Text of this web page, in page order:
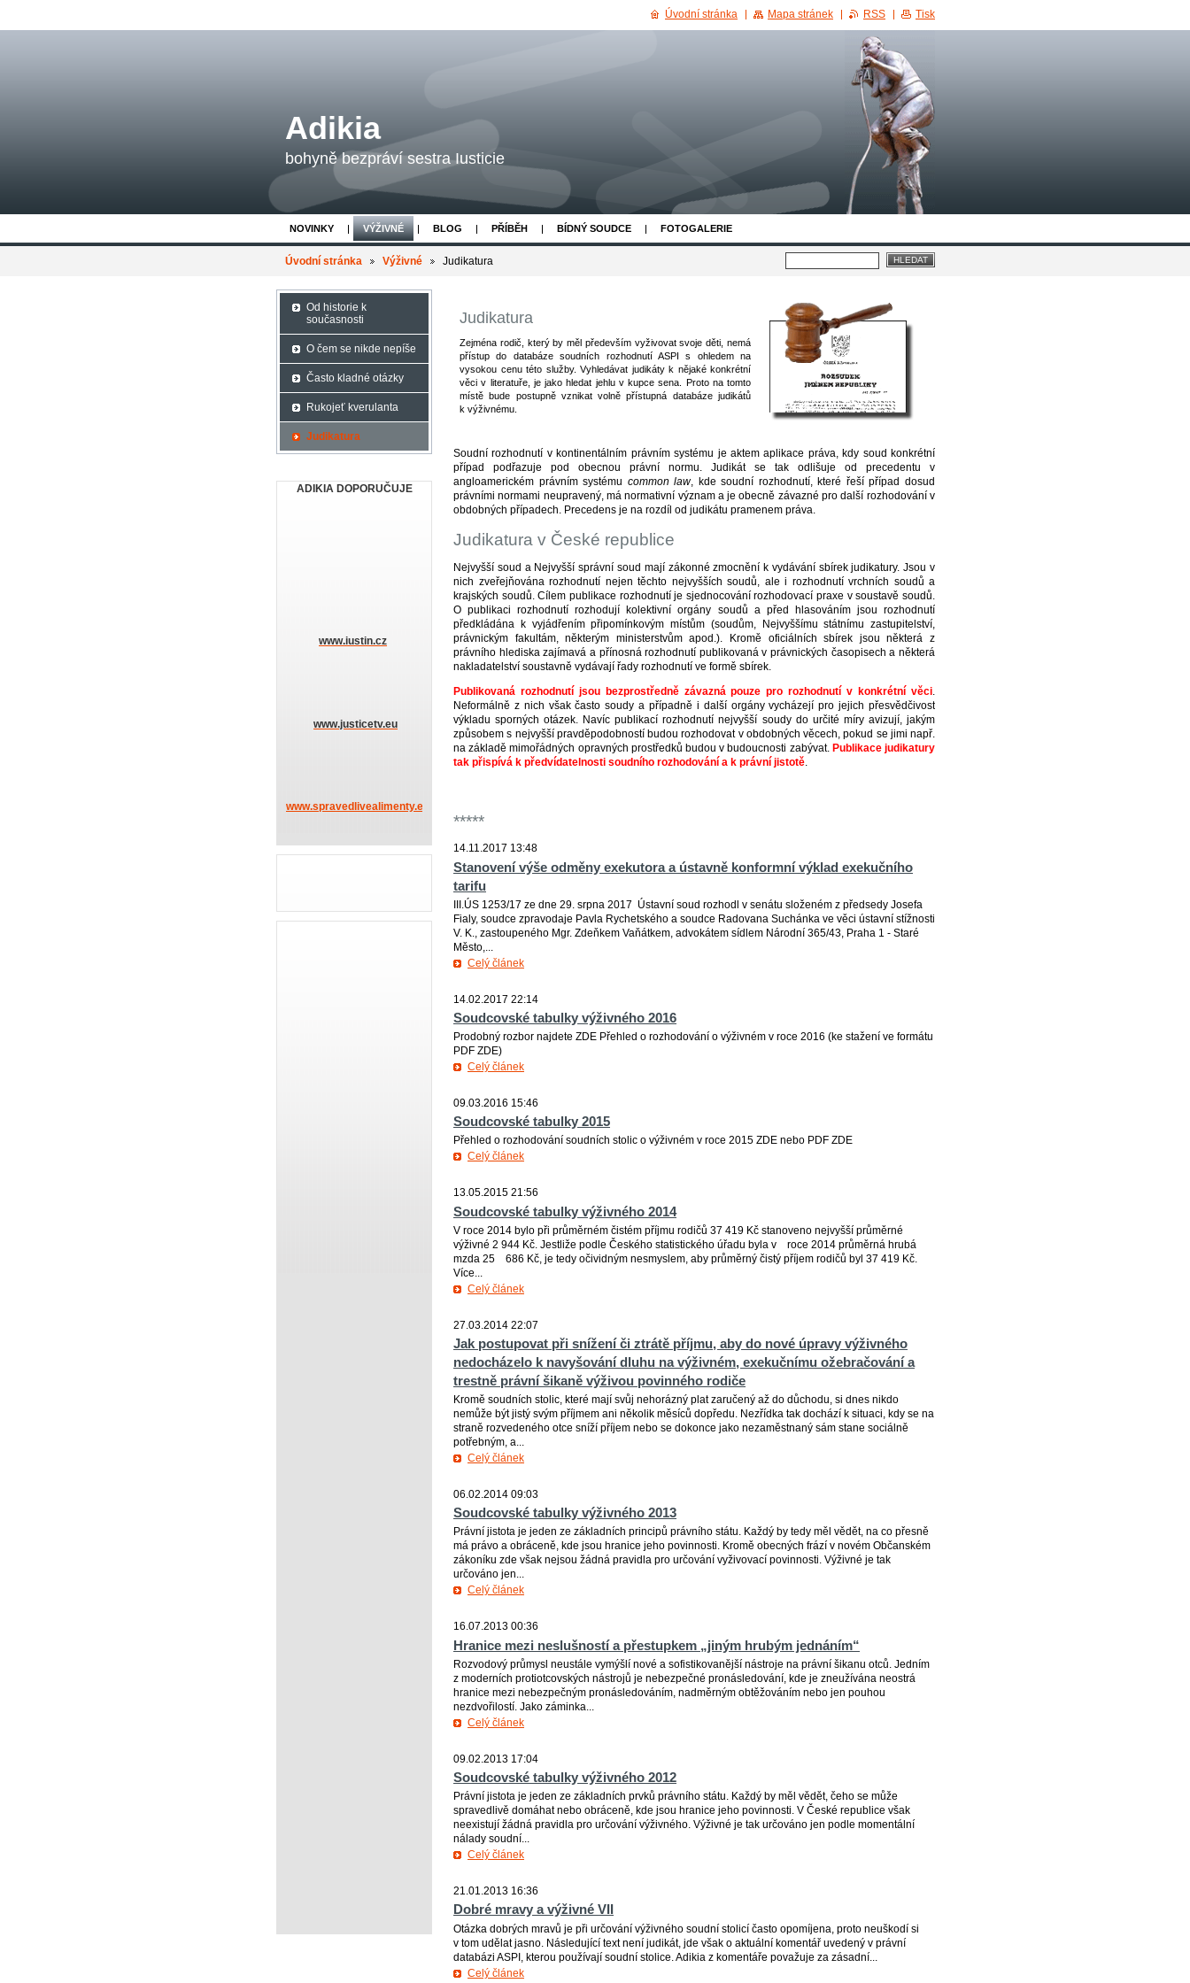
Adikia
bohyně bezpráví sestra Iusticie
NOVINKY VÝŽIVNÉ BLOG PŘÍBĚH BÍDNÝ SOUDCE FOTOGALERIE
Úvodní stránka Výživné Judikatura
Judikatura
Zejména rodič, který by měl především vyživovat svoje děti, nemá
přístup do databáze soudních rozhodnutí ASPI s ohledem na
vysokou cenu této služby. Vyhledávat judikáty k nějaké konkrétní
věci v literatuře, je jako hledat jehlu v kupce sena. Proto na tomto
místě bude postupně vznikat volně přístupná databáze judikátů
k výživnému.
Soudní rozhodnutí v kontinentálním právním systému je aktem aplikace práva, kdy soud konkrétní
případ podřazuje pod obecnou právní normu. Judikát se tak odlišuje od precedentu v
angloamerickém právním systému common law, kde soudní rozhodnutí, které řeší případ dosud
právními normami neupravený, má normativní význam a je obecně závazné pro další rozhodování v
obdobných případech. Precedens je na rozdíl od judikátu pramenem práva.
Judikatura v České republice
Nejvyšší soud a Nejvyšší správní soud mají zákonné zmocnění k vydávání sbírek judikatury. Jsou v
nich zveřejňována rozhodnutí nejen těchto nejvyšších soudů, ale i rozhodnutí vrchních soudů a
krajských soudů. Cílem publikace rozhodnutí je sjednocování rozhodovací praxe v soustavě soudů.
O publikaci rozhodnutí rozhodují kolektivní orgány soudů a před hlasováním jsou rozhodnutí
předkládána k vyjádřením připomínkovým místům (soudům, Nejvyššímu státnímu zastupitelství,
právnickým fakultám, některým ministerstvům apod.). Kromě oficiálních sbírek jsou některá z
právního hlediska zajímavá a přínosná rozhodnutí publikovaná v právnických časopisech a některá
nakladatelství soustavně vydávají řady rozhodnutí ve formě sbírek.
Publikovaná rozhodnutí jsou bezprostředně závazná pouze pro rozhodnutí v konkrétní věci.
Neformálně z nich však často soudy a případně i další orgány vycházejí pro jejich přesvědčivost
výkladu sporných otázek. Navíc publikací rozhodnutí nejvyšší soudy do určité míry avizují, jakým
způsobem s nejvyšší pravděpodobností budou rozhodovat v obdobných věcech, pokud se jimi např.
na základě mimořádných opravných prostředků budou v budoucnosti zabývat. Publikace judikatury
tak přispívá k předvídatelnosti soudního rozhodování a k právní jistotě.
*****
14.11.2017 13:48
Stanovení výše odměny exekutora a ústavně konformní výklad exekučního
tarifu
III.ÚS 1253/17 ze dne 29. srpna 2017 Ústavní soud rozhodl v senátu složeném z předsedy Josefa
Fialy, soudce zpravodaje Pavla Rychetského a soudce Radovana Suchánka ve věci ústavní stížnosti
V. K., zastoupeného Mgr. Zdeňkem Vaňátkem, advokátem sídlem Národní 365/43, Praha 1 - Staré
Město,...
Celý článek
14.02.2017 22:14
Soudcovské tabulky výživného 2016
Prodobný rozbor najdete ZDE Přehled o rozhodování o výživném v roce 2016 (ke stažení ve formátu
PDF ZDE)
Celý článek
09.03.2016 15:46
Soudcovské tabulky 2015
Přehled o rozhodování soudních stolic o výživném v roce 2015 ZDE nebo PDF ZDE
Celý článek
13.05.2015 21:56
Soudcovské tabulky výživného 2014
V roce 2014 bylo při průměrném čistém příjmu rodičů 37 419 Kč stanoveno nejvyšší průměrné
výživné 2 944 Kč. Jestliže podle Českého statistického úřadu byla v roce 2014 průměrná hrubá
mzda 25 686 Kč, je tedy očividným nesmyslem, aby průměrný čistý příjem rodičů byl 37 419 Kč.
Více...
Celý článek
27.03.2014 22:07
Jak postupovat při snížení či ztrátě příjmu, aby do nové úpravy výživného
nedocházelo k navyšování dluhu na výživném, exekučnímu ožebračování a
trestně právní šikaně výživou povinného rodiče
Kromě soudních stolic, které mají svůj nehorázný plat zaručený až do důchodu, si dnes nikdo
nemůže být jistý svým příjmem ani několik měsíců dopředu. Nezřídka tak dochází k situaci, kdy se na
straně rozvedeného otce sníží příjem nebo se dokonce jako nezaměstnaný sám stane sociálně
potřebným, a...
Celý článek
06.02.2014 09:03
Soudcovské tabulky výživného 2013
Právní jistota je jeden ze základních principů právního státu. Každý by tedy měl vědět, na co přesně
má právo a obráceně, kde jsou hranice jeho povinnosti. Kromě obecných frází v novém Občanském
zákoníku zde však nejsou žádná pravidla pro určování vyživovací povinnosti. Výživné je tak
určováno jen...
Celý článek
16.07.2013 00:36
Hranice mezi neslušností a přestupkem „jiným hrubým jednáním“
Rozvodový průmysl neustále vymýšlí nové a sofistikovanější nástroje na právní šikanu otců. Jedním
z moderních protiotcovských nástrojů je nebezpečné pronásledování, kde je zneužívána neostrá
hranice mezi nebezpečným pronásledováním, nadměrným obtěžováním nebo jen pouhou
nezdvořilostí. Jako záminka...
Celý článek
09.02.2013 17:04
Soudcovské tabulky výživného 2012
Právní jistota je jeden ze základních prvků právního státu. Každý by měl vědět, čeho se může
spravedlivě domáhat nebo obráceně, kde jsou hranice jeho povinnosti. V České republice však
neexistují žádná pravidla pro určování výživného. Výživné je tak určováno jen podle momentální
nálady soudní...
Celý článek
21.01.2013 16:36
Dobré mravy a výživné VII
Otázka dobrých mravů je při určování výživného soudní stolicí často opomíjena, proto neuškodí si
v tom udělat jasno. Následující text není judikát, jde však o aktuální komentář uvedený v právní
databázi ASPI, kterou používají soudní stolice. Adikia z komentáře považuje za zásadní...
Celý článek
Od historie k
současnosti
O čem se nikde nepíše
Často kladné otázky
Rukojeť kverulanta
Judikatura
ADIKIA DOPORUČUJE
www.iustin.cz
www.justicetv.eu
www.spravedlivealimenty.eu
Úvodní stránka Mapa stránek RSS Tisk